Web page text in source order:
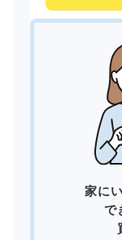
家に
で